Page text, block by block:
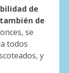
de
de
se
todos
y